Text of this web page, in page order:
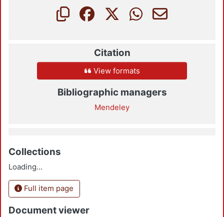
Citation
View formats
Bibliographic managers
Mendeley
Collections
Loading...
Full item page
Document viewer